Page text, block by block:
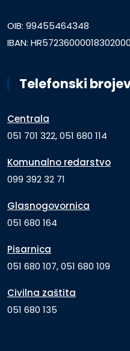
OIB: 99455464348
IBAN:
Telefonski
Centrala
051 701 322, 051 680 114
Komunalno redarstvo
099 392 32 71
Glasnogovornica
051 680 164
Pisarnica
051 680 107, 051 680 109
Civilna zaštita
051 680 135